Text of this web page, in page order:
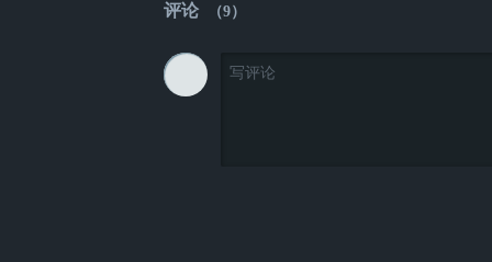
评论 （9）